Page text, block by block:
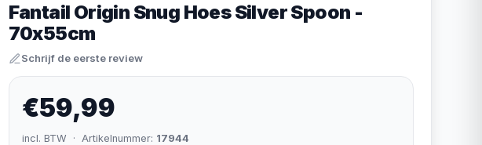
Fantail Origin Snug Hoes Silver Spoon -
70x55cm
Schrijf de eerste review
€59,99
incl. BTW · Artikelnummer: 17944